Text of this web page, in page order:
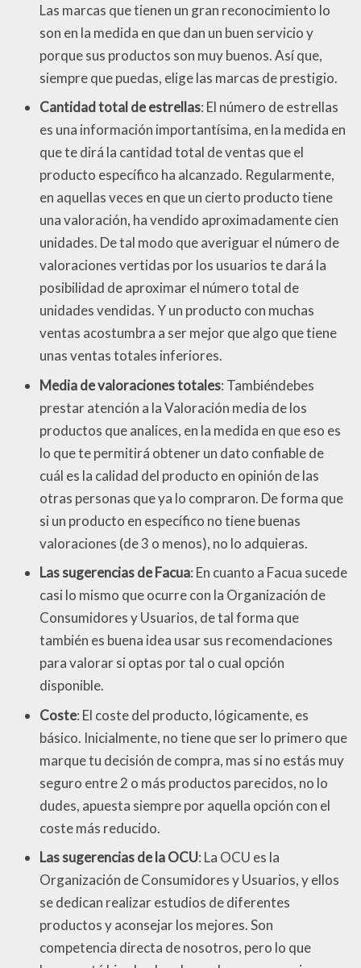
Las marcas que tienen un gran reconocimiento lo
son en la medida en que dan un buen servicio y
porque sus productos son muy buenos. Así que,
siempre que puedas, elige las marcas de prestigio.
Cantidad total de estrellas: El número de estrellas
es una información importantísima, en la medida en
que te dirá la cantidad total de ventas que el
producto específico ha alcanzado. Regularmente,
en aquellas veces en que un cierto producto tiene
una valoración, ha vendido aproximadamente cien
unidades. De tal modo que averiguar el número de
valoraciones vertidas por los usuarios te dará la
posibilidad de aproximar el número total de
unidades vendidas. Y un producto con muchas
ventas acostumbra a ser mejor que algo que tiene
unas ventas totales inferiores.
Media de valoraciones totales: Tambiéndebes
prestar atención a la Valoración media de los
productos que analices, en la medida en que eso es
lo que te permitirá obtener un dato confiable de
cuál es la calidad del producto en opinión de las
otras personas que ya lo compraron. De forma que
si un producto en específico no tiene buenas
valoraciones (de 3 o menos), no lo adquieras.
Las sugerencias de Facua: En cuanto a Facua sucede
casi lo mismo que ocurre con la Organización de
Consumidores y Usuarios, de tal forma que
también es buena idea usar sus recomendaciones
para valorar si optas por tal o cual opción
disponible.
Coste: El coste del producto, lógicamente, es
básico. Inicialmente, no tiene que ser lo primero que
marque tu decisión de compra, mas si no estás muy
seguro entre 2 o más productos parecidos, no lo
dudes, apuesta siempre por aquella opción con el
coste más reducido.
Las sugerencias de la OCU: La OCU es la
Organización de Consumidores y Usuarios, y ellos
se dedican realizar estudios de diferentes
productos y aconsejar los mejores. Son
competencia directa de nosotros, pero lo que